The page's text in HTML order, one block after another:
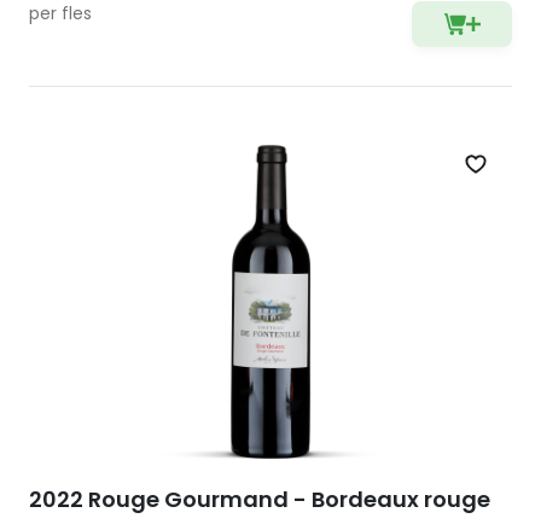
per fles
Zet
2022 Rouge Gourmand - Bordeaux rouge